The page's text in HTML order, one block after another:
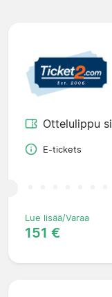
Ottelulippu
E-tickets
Lue lisää/Varaa
151 €